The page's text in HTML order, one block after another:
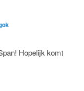
Hopelijk komt